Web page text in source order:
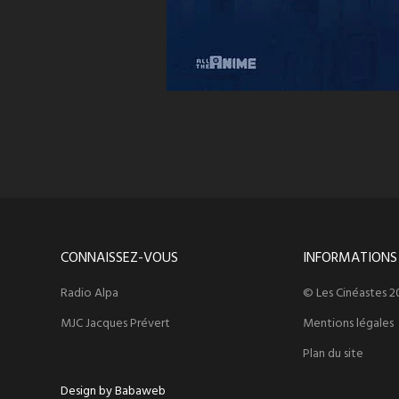
CONNAISSEZ-VOUS
Radio Alpa
MJC Jacques Prévert
Design by Babaweb
INFORMATIONS
© Les Cinéastes
Mentions légales
Plan du site